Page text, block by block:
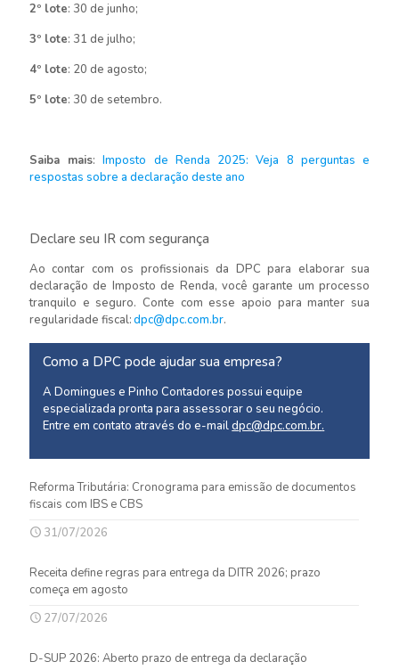
2º lote: 30 de junho;
3º lote: 31 de julho;
4º lote: 20 de agosto;
5º lote: 30 de setembro.
Saiba mais:Imposto de Renda 2025: Veja 8 perguntas e
respostas sobre a declaração deste ano
Declare seu IR com segurança
Ao contar com os profissionais da DPC para elaborar sua
declaração de Imposto de Renda, você garante um processo
tranquilo e seguro. Conte com esse apoio para manter sua
regularidade fiscal:dpc@dpc.com.br.
Como a DPC pode ajudar sua empresa?
A Domingues e Pinho Contadores possui equipe
especializada pronta para assessorar o seu negócio.
Entre em contato através do e-maildpc@dpc.com.br.
Reforma Tributária: Cronograma para emissão de documentos
fiscais com IBS e CBS
31/07/2026
Receita define regras para entrega da DITR 2026; prazo
começa em agosto
27/07/2026
D-SUP 2026: Aberto prazo de entrega da declaração